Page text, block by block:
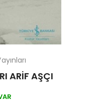
ARİF AŞÇI